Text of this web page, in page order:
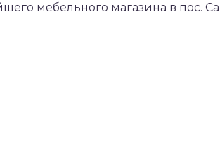
мебельного магазина в пос.